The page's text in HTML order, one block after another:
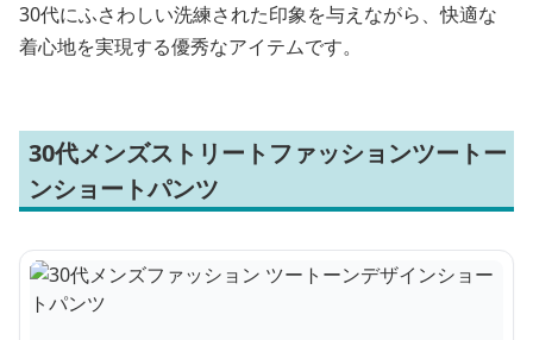
30代にふさわしい洗練された印象を与えながら、快適な
着心地を実現する優秀なアイテムです。
30代メンズストリートファッションツートー
ンショートパンツ